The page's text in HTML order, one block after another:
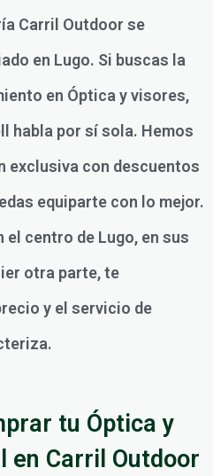
Carril Outdoor se
en Lugo. Si buscas la
en Óptica y visores,
habla por sí sola. Hemos
exclusiva con descuentos
equiparte con lo mejor.
centro de Lugo, en sus
otra parte, te
y el servicio de
tu Óptica y
en Carril Outdoor